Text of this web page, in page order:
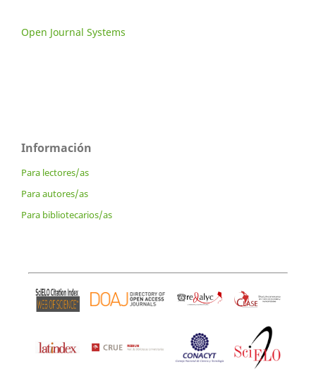
Open Journal Systems
Información
Para lectores/as
Para autores/as
Para bibliotecarios/as